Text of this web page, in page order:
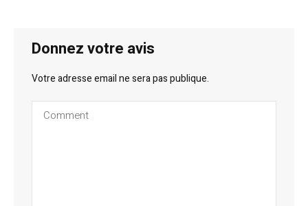
Donnez votre avis
Votre adresse email ne sera pas publique.